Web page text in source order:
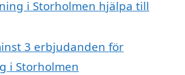
i Storholmen hjälpa till
3 erbjudanden för
i Storholmen